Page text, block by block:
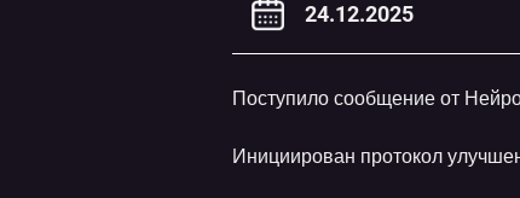
24.12.2025
Поступило сообщение от
Инициирован протокол